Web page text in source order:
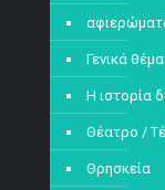
Γενικά
Η ιστορία
Θέατρο /
Θρησκεία